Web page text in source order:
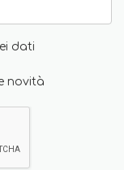
dati
novità